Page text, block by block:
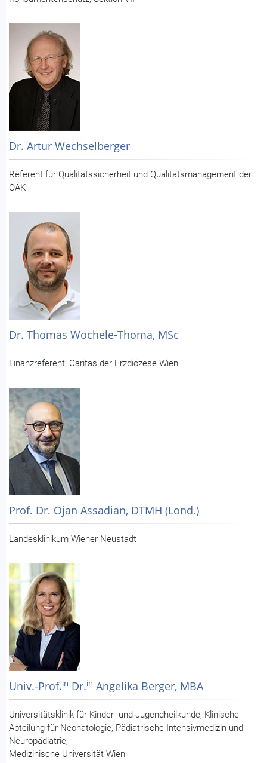
Dr. Artur Wechselberger
Referent für Qualitätssicherheit und Qualitätsmanagement der
ÖÄK
Dr. Thomas Wochele-Thoma, MSc
Finanzreferent, Caritas der Erzdiözese Wien
Prof. Dr. Ojan Assadian, DTMH (Lond.)
Landesklinikum Wiener Neustadt
Univ.-Prof.in Dr.in Angelika Berger, MBA
Universitätsklinik für Kinder- und Jugendheilkunde, Klinische
Abteilung für Neonatologie, Pädiatrische Intensivmedizin und
Neuropädiatrie,
Medizinische Universität Wien